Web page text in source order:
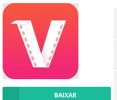
BAIXAR